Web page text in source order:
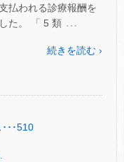
払われる診療報酬を
た。 「 5 類 …
続きを読む ›
･･510